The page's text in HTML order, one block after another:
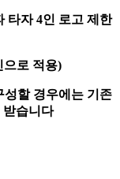
타자 4인 로고 제한
으로 적용)
성할 경우에는 기존
받습니다